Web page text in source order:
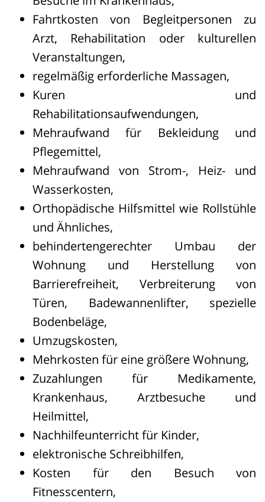
Fahrtkosten von Begleitpersonen zu
Arzt, Rehabilitation oder kulturellen
Veranstaltungen,
regelmäßig erforderliche Massagen,
Kuren und
Rehabilitationsaufwendungen,
Mehraufwand für Bekleidung und
Pflegemittel,
Mehraufwand von Strom-, Heiz- und
Wasserkosten,
Orthopädische Hilfsmittel wie Rollstühle
und Ähnliches,
behindertengerechter Umbau der
Wohnung und Herstellung von
Barrierefreiheit, Verbreiterung von
Türen, Badewannenlifter, spezielle
Bodenbeläge,
Umzugskosten,
Mehrkosten für eine größere Wohnung,
Zuzahlungen für Medikamente,
Krankenhaus, Arztbesuche und
Heilmittel,
Nachhilfeunterricht für Kinder,
elektronische Schreibhilfen,
Kosten für den Besuch von
Fitnesscentern,